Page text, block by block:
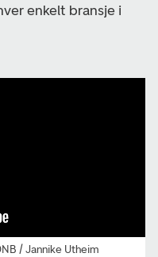
enkelt bransje i
/ Jannike Utheim